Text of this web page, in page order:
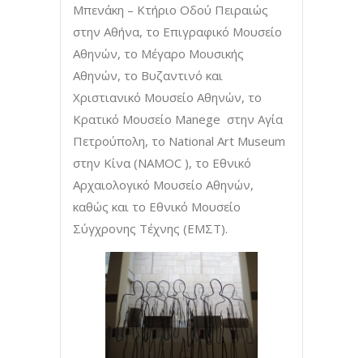
Μπενάκη – Κτήριο Οδού Πειραιώς
στην Αθήνα, το Επιγραφικό Μουσείο
Αθηνών, το Μέγαρο Μουσικής
Αθηνών, το Βυζαντινό και
Χριστιανικό Μουσείο Αθηνών, το
Κρατικό Μουσείο Manege στην Αγία
Πετρούπολη, το National Art Museum
στην Κίνα (NAMOC ), το Εθνικό
Αρχαιολογικό Μουσείο Αθηνών,
καθώς και το Εθνικό Μουσείο
Σύγχρονης Τέχνης (ΕΜΣΤ).